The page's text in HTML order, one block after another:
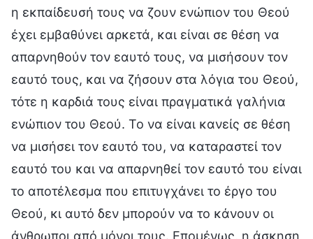
η εκπαίδευσή τους να ζουν ενώπιον του Θεού
έχει εμβαθύνει αρκετά, και είναι σε θέση να
απαρνηθούν τον εαυτό τους, να μισήσουν τον
εαυτό τους, και να ζήσουν στα λόγια του Θεού,
τότε η καρδιά τους είναι πραγματικά γαλήνια
ενώπιον του Θεού. Το να είναι κανείς σε θέση
να μισήσει τον εαυτό του, να καταραστεί τον
εαυτό του και να απαρνηθεί τον εαυτό του είναι
το αποτέλεσμα που επιτυγχάνει το έργο του
Θεού, κι αυτό δεν μπορούν να το κάνουν οι
άνθρωποι από μόνοι τους. Επομένως, η άσκηση